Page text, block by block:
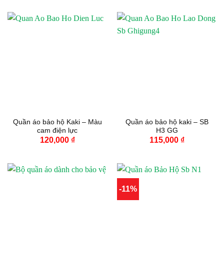
Quần áo bảo hộ Kaki – Màu
cam điện lực
120,000 ₫
Quần áo bảo hộ kaki – SB
H3 GG
115,000 ₫
-11%